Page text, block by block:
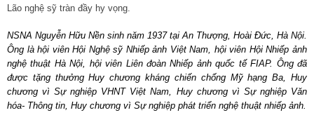
Lão nghệ sỹ tràn đầy hy vọng.
NSNA Nguyễn Hữu Nền sinh năm 1937 tại An Thượng, Hoài Đức, Hà Nội.
Ông là hội viên Hội Nghệ sỹ Nhiếp ảnh Việt Nam, hội viên Hội Nhiếp ảnh
nghệ thuật Hà Nội, hội viên Liên đoàn Nhiếp ảnh quốc tế FIAP. Ông đã
được tặng thưởng Huy chương kháng chiến chống Mỹ hạng Ba, Huy
chương vì Sự nghiệp VHNT Việt Nam, Huy chương vì Sự nghiệp Văn
hóa- Thông tin, Huy chương vì Sự nghiệp phát triển nghệ thuật nhiếp ảnh.